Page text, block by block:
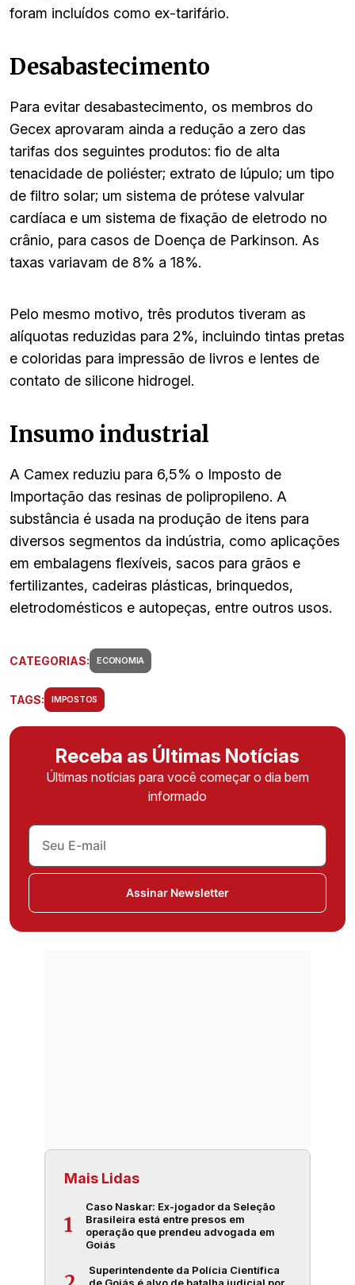
foram incluídos como ex-tarifário.
Desabastecimento
Para evitar desabastecimento, os membros do
Gecex aprovaram ainda a redução a zero das
tarifas dos seguintes produtos: fio de alta
tenacidade de poliéster; extrato de lúpulo; um tipo
de filtro solar; um sistema de prótese valvular
cardíaca e um sistema de fixação de eletrodo no
crânio, para casos de Doença de Parkinson. As
taxas variavam de 8% a 18%.
Pelo mesmo motivo, três produtos tiveram as
alíquotas reduzidas para 2%, incluindo tintas pretas
e coloridas para impressão de livros e lentes de
contato de silicone hidrogel.
Insumo industrial
A Camex reduziu para 6,5% o Imposto de
Importação das resinas de polipropileno. A
substância é usada na produção de itens para
diversos segmentos da indústria, como aplicações
em embalagens flexíveis, sacos para grãos e
fertilizantes, cadeiras plásticas, brinquedos,
eletrodomésticos e autopeças, entre outros usos.
CATEGORIAS: ECONOMIA
TAGS: IMPOSTOS
Receba as Últimas Notícias
Últimas notícias para você começar o dia bem
informado
Assinar Newsletter
Mais Lidas
1
Caso Naskar: Ex-jogador da Seleção
Brasileira está entre presos em
operação que prendeu advogada em
Goiás
Superintendente da Polícia Científica
de Goiás é alvo de batalha judicial por